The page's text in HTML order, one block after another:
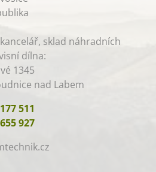
sklad náhradních
dílna:
1345
nad Labem
511
927
.cz